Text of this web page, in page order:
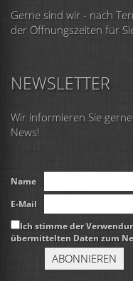
Gerne sind wir - nach
der Öffnungszeiten für
NEWSLETTER
Wir informieren Sie
News!
Name
E-Mail
Ich stimme der
übermittelten Daten zum